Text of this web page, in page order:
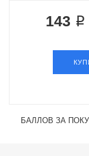
143 ₽
БАЛЛОВ ЗА